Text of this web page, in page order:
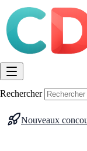
Rechercher
Nouveaux